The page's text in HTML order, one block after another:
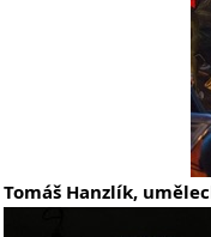
Tomáš Hanzlík,